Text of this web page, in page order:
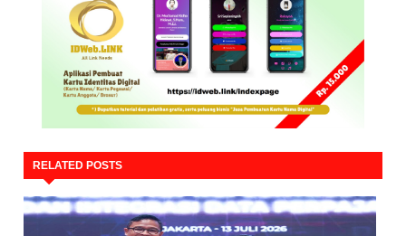
RELATED POSTS